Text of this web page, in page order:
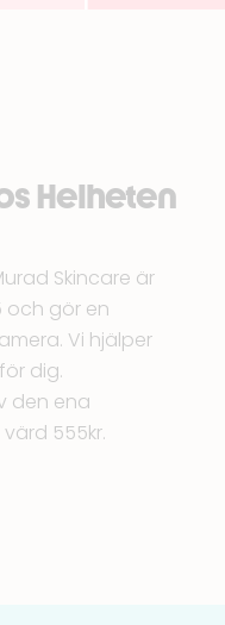
Helheten
Skincare är
och gör en
Vi hjälper
dig.
den ena
555kr.